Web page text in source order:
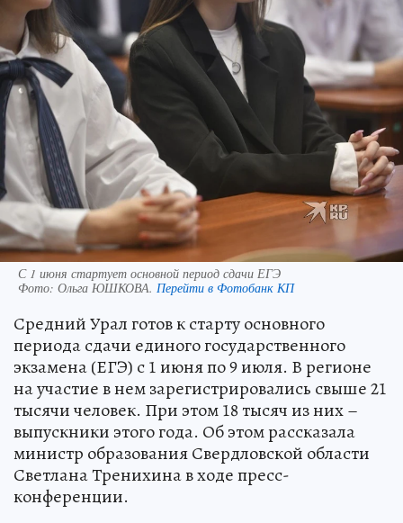
С 1 июня стартует основной период сдачи ЕГЭ
Фото: Ольга ЮШКОВА. Перейти в Фотобанк КП
Средний Урал готов к старту основного
периода сдачи единого государственного
экзамена (ЕГЭ) с 1 июня по 9 июля. В регионе
на участие в нем зарегистрировались свыше 21
тысячи человек. При этом 18 тысяч из них –
выпускники этого года. Об этом рассказала
министр образования Свердловской области
Светлана Тренихина в ходе пресс-
конференции.